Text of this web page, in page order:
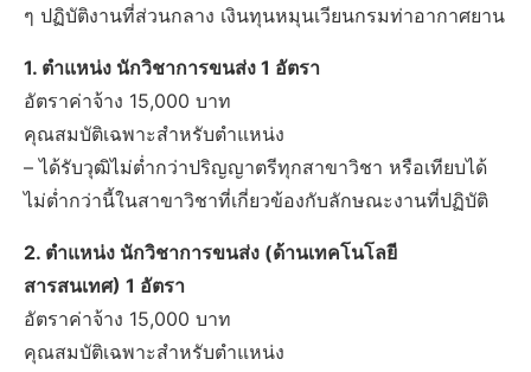
ๆ ปฏิบัติงานที่ส่วนกลาง เงินทุนหมุนเวียนกรมท่าอากาศยาน
1. ตำแหน่ง นักวิชาการขนส่ง 1 อัตรา
อัตราค่าจ้าง 15,000 บาท
คุณสมบัติเฉพาะสำหรับตำแหน่ง
– ได้รับวุฒิไม่ต่ำกว่าปริญญาตรีทุกสาขาวิชา หรือเทียบได้
ไม่ต่ำกว่านี้ในสาขาวิชาที่เกี่ยวข้องกับลักษณะงานที่ปฏิบัติ
2. ตำแหน่ง นักวิชาการขนส่ง (ด้านเทคโนโลยี
สารสนเทศ) 1 อัตรา
อัตราค่าจ้าง 15,000 บาท
คุณสมบัติเฉพาะสำหรับตำแหน่ง